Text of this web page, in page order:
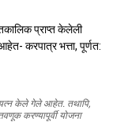
प्राप्त केलेली
करपात्र भत्ता, पूर्णत:
केले गेले आहेत. तथापि,
करण्यापूर्वी योजना